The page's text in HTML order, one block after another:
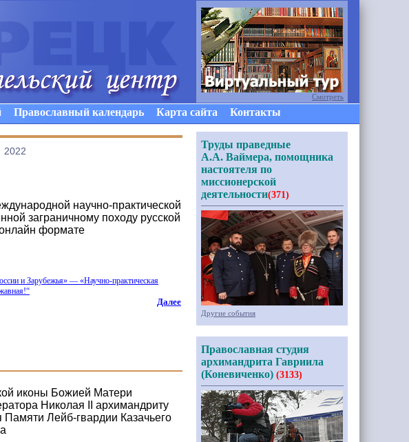
Православный календарь Карта сайта Контакты
2022
научно-практической
заграничному походу русской
формате
и Зарубежья» — «Научно-практическая
Далее
иконы Божией Матери
Николая II архимандриту
Лейб-гвардии Казачьего
Смотреть
Труды праведные
А.А. Ваймера, помощника
настоятеля по
миссионерской
деятельности(371)
Другие события
Православная студия
архимандрита Гавриила
(Коневиченко) (3133)